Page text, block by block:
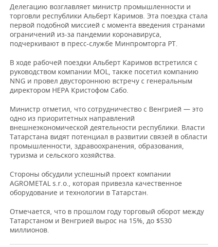
ВУЗЫ ТАТАРСТАНА
КОМУ ПРИНАДЛЕЖАТ
ТОРГОВЫЕ ЦЕНТРЫ
ТАТАРСТАНА
БАНКИ
БЮДЖЕТ
АГРОПРОМ
МАШИНОСТРОЕНИЕ
НЕФТЕХИМИЯ
НЕФТЬ
ОПК
ЭНЕРГЕТИКА
НОВОСТИ НЕДВИЖИМОСТИ
АВТО
НОВОСТИ АВТО
БИЗНЕС
РОЗНИЧНАЯ ТОРГОВЛЯ
УСЛУГИ
НОВОСТИ ТЕХНОЛОГИЙ
МЕДИА
ТЕЛЕКОММУНИКАЦИИ
МЕРОПРИЯТИЯ
ВЫЕЗДНАЯ РЕДАКЦИЯ
БИЗНЕС-БРАНЧИ
ОТКРЫТАЯ ЛЕКЦИЯ
НОВОСТИ СПОРТА
ФУТБОЛ
БАСКЕТБОЛ
ВОЛЕЙБОЛ
КИБЕРСПОРТ
ОБЩЕСТВО
НОВОСТИ ОБЩЕСТВА
ИНФРАСТРУКТУРА
ИСТОРИЯ
КУЛЬТУРА
ФОТОГАЛЕРЕЯ
СПРАВОЧНИК
СПИСОК ПЕРСОН
СПИСОК КОМПАНИЙ
ПОЛНАЯ ВЕРСИЯ
Делегацию возглавляет министр промышленности и
торговли республики Альберт Каримов. Эта поездка стала
первой подобной миссией с момента введения странами
ограничений из-за пандемии коронавируса,
подчеркивают в пресс-службе Минпромторга РТ.
В ходе рабочей поездки Альберт Каримов встретился с
руководством компании MOL, также посетил компанию
NNG и провел двустороннюю встречу с генеральным
директором HEPA Кристофом Сабо.
Министр отметил, что сотрудничество с Венгрией — это
одно из приоритетных направлений
внешнеэкономической деятельности республики. Власти
Татарстана видят потенциал в развитии связей в области
промышленности, здравоохранения, образования,
туризма и сельского хозяйства.
Стороны обсудили успешный проект компании
AGROMETAL s.r.o., которая привезла качественное
оборудование и технологии в Татарстан.
Отмечается, что в прошлом году торговый оборот между
Татарстаном и Венгрией вырос на 15%, до $530
миллионов.